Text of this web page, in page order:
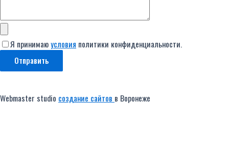
Я принимаюусловия политики конфиденциальности.
Webmaster studio создание сайтов в Воронеже